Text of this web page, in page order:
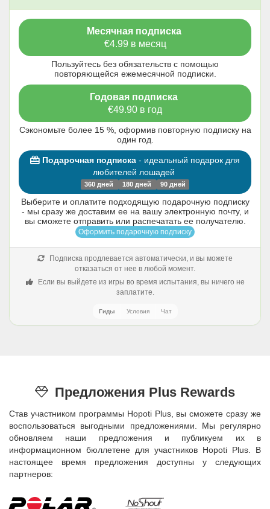
Месячная подписка
€4.99 в месяц
Пользуйтесь без обязательств с помощью
повторяющейся ежемесячной подписки.
Годовая подписка
€49.90 в год
Сэкономьте более 15 %, оформив повторную подписку на
один год.
Подарочная подписка - идеальный подарок для
любителей лошадей
360 дней 180 дней 90 дней
Выберите и оплатите подходящую подарочную подписку
- мы сразу же доставим ее на вашу электронную почту, и
вы сможете отправить или распечатать ее получателю.
Оформить подарочную подписку
Подписка продлевается автоматически, и вы можете
отказаться от нее в любой момент.
Если вы выйдете из игры во время испытания, вы ничего не
заплатите.
Гиды Условия Чат
Предложения Plus Rewards
Став участником программы Hopoti Plus, вы сможете сразу же
воспользоваться выгодными предложениями. Мы регулярно
обновляем наши предложения и публикуем их в
информационном бюллетене для участников Hopoti Plus. В
настоящее время предложения доступны у следующих
партнеров: